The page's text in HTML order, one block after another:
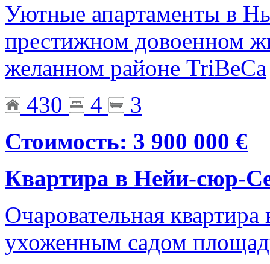
Уютные апартаменты в
престижном довоенном
желанном районе TriBeCa
430
4
3
Стоимость: 3 900 000 €
Квартира в Нейи-сюр-
Очаровательная
ухоженным садом